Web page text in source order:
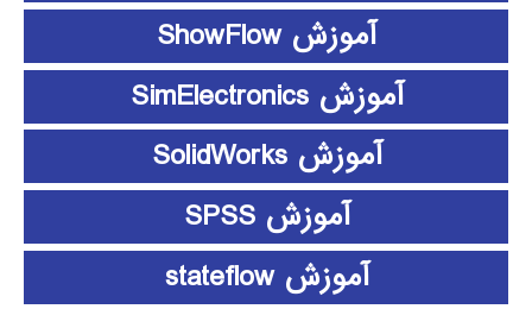
آموزش ShowFlow
آموزش SimElectronics
آموزش SolidWorks
آموزش SPSS
آموزش stateflow